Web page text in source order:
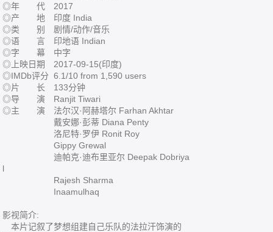
◎年 代 2017
◎产 地 印度 India
◎类 别 剧情/动作/音乐
◎语 言 印地语 Indian
◎字 幕 中字
◎上映日期 2017-09-15(印度)
◎IMDb评分 6.1/10 from 1,590 users
◎片 长 133分钟
◎导 演 Ranjit Tiwari
◎主 演 法尔汉·阿赫塔尔 Farhan Akhtar
戴安娜·彭蒂 Diana Penty
洛尼特·罗伊 Ronit Roy
Gippy Grewal
迪帕克·迪布里亚尔 Deepak Dobriya
l
Rajesh Sharma
Inaamulhaq
影视简介:
本片记叙了梦想组建自己乐队的法拉汗饰演的